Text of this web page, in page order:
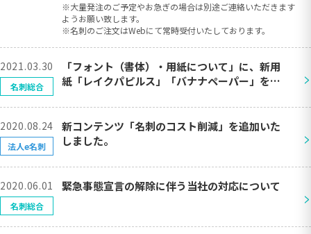
※大量発注のご予定やお急ぎの場合は別途ご連絡いただきます
ようお願い致します。
※名刺のご注文はWebにて常時受付いたしております。
2021.03.30
「フォント（書体）・用紙について」に、新用
紙「レイクパピルス」「バナナペーパー」を追
>
名刺総合
2020.08.24
新コンテンツ「名刺のコスト削減」を追加いた
しました。
>
法人e名刺
2020.06.01 緊急事態宣言の解除に伴う当社の対応について
>
名刺総合